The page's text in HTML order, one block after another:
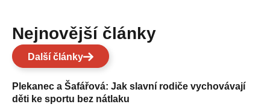
Nejnovější články
Další články
Plekanec a Šafářová: Jak slavní rodiče vychovávají
děti ke sportu bez nátlaku